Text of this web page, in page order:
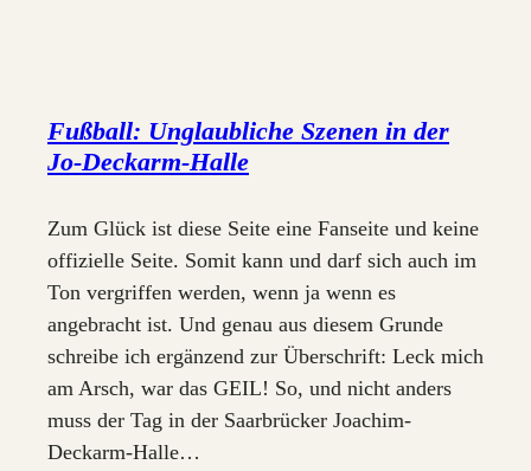
Fußball: Unglaubliche Szenen in der
Jo-Deckarm-Halle
Zum Glück ist diese Seite eine Fanseite und keine
offizielle Seite. Somit kann und darf sich auch im
Ton vergriffen werden, wenn ja wenn es
angebracht ist. Und genau aus diesem Grunde
schreibe ich ergänzend zur Überschrift: Leck mich
am Arsch, war das GEIL! So, und nicht anders
muss der Tag in der Saarbrücker Joachim-
Deckarm-Halle…